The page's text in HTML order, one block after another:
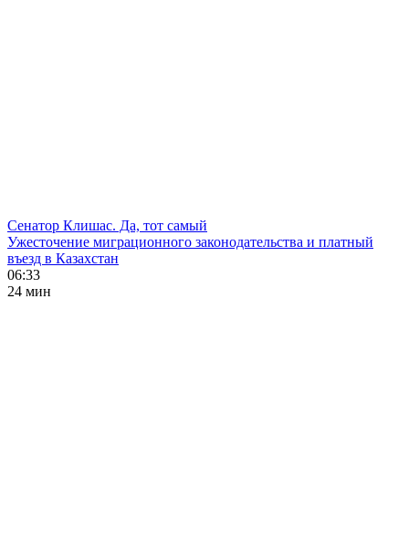
Сенатор Клишас. Да, тот самый
Ужесточение миграционного законодательства и платный
въезд в Казахстан
06:33
24 мин